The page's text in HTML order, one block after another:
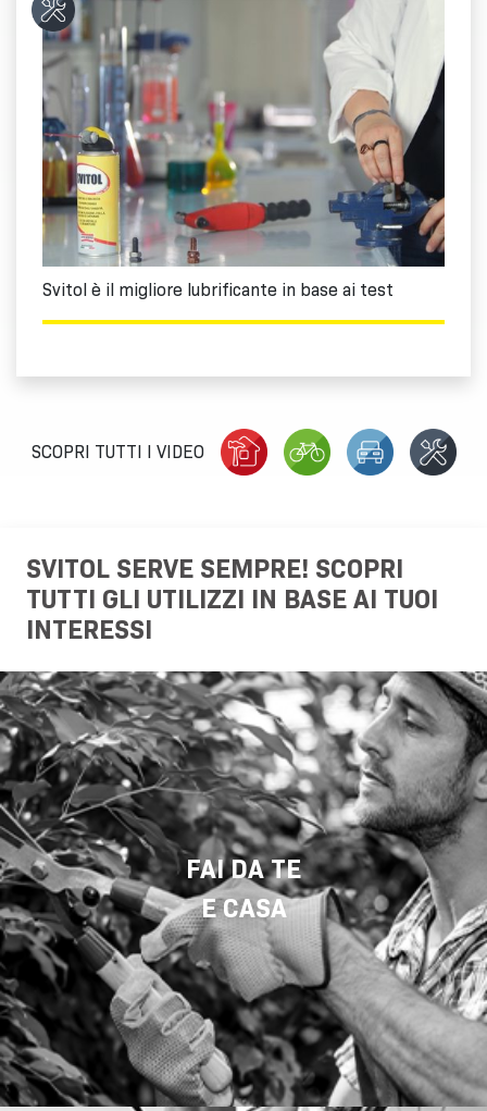
Svitol è il migliore lubrificante in base ai test
SCOPRI TUTTI I VIDEO
SVITOL SERVE SEMPRE! SCOPRI
TUTTI GLI UTILIZZI IN BASE AI TUOI
INTERESSI
FAI DA TE
E CASA